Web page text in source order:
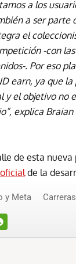
a los
a ser parte
el
-con
. Por eso
earn, ya que la
y el objetivo no
explica Braian
de esta nueva
de la
y Meta Carreras